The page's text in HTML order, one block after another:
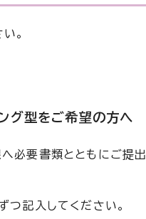
。
グ型をご希望の方へ
必要書類とともにご提出
記入してください。